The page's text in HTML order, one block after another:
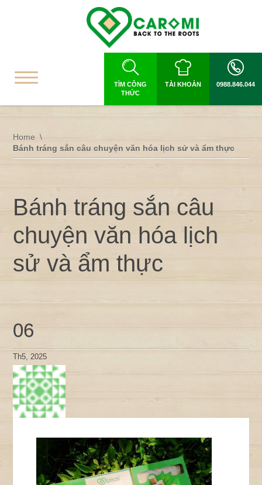
TÌM CÔNG
THỨC
TÀI KHOẢN 0988.846.044
Home
Bánh tráng sắn câu chuyện văn hóa lịch sử và ẩm thực
Bánh tráng sắn câu
chuyện văn hóa lịch
sử và ẩm thực
06
Th5, 2025